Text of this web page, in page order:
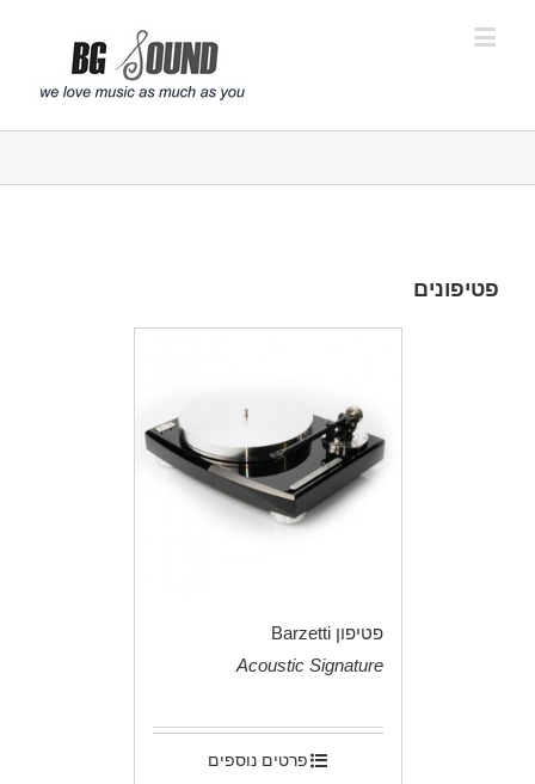
פטיפונים
פטיפון Barzetti
Acoustic Signature
פרטים נוספים